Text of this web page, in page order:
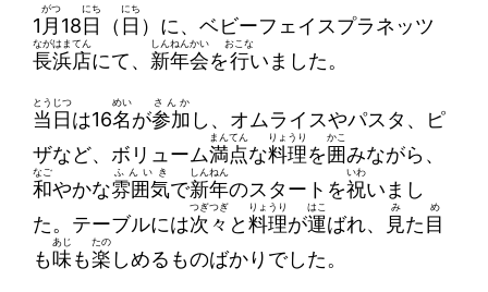
1 月
がつ
18日
にち
（ 日
にち
）に、ベビーフェイスプラネッツ
長浜店
ながはまてん
にて、 新年会
しんねんかい
を行
おこな
いました。
当日
とうじつ
は16名
めい
が参加
さんか
し、オムライスやパスタ、ピ
ザなど、ボリューム満点
まんてん
な料理
りょうり
を囲
かこ
みながら、
和
なご
やかな雰囲気
ふんいき
で新年
しんねん
のスタートを祝
いわ
いまし
た。テーブルには次々
つぎつぎ
と料理
りょうり
が運
はこ
ばれ、 見
み
た目
め
も味
あじ
も楽
たの
しめるものばかりでした。